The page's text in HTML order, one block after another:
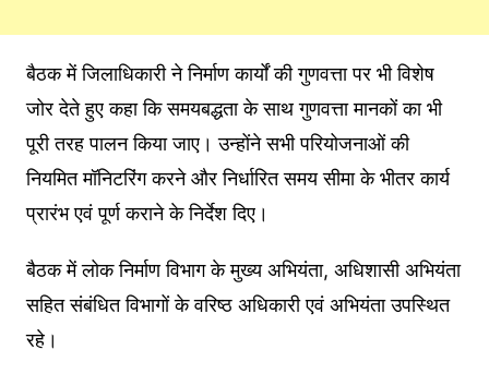
बैठक में जिलाधिकारी ने निर्माण कार्यों की गुणवत्ता पर भी विशेष
जोर देते हुए कहा कि समयबद्धता के साथ गुणवत्ता मानकों का भी
पूरी तरह पालन किया जाए। उन्होंने सभी परियोजनाओं की
नियमित मॉनिटरिंग करने और निर्धारित समय सीमा के भीतर कार्य
प्रारंभ एवं पूर्ण कराने के निर्देश दिए।
बैठक में लोक निर्माण विभाग के मुख्य अभियंता, अधिशासी अभियंता
सहित संबंधित विभागों के वरिष्ठ अधिकारी एवं अभियंता उपस्थित
रहे।